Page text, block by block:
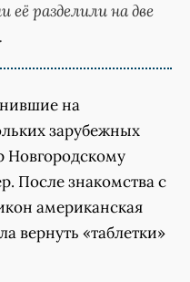
разделили на две
на
зарубежных
Новгородскому
После знакомства с
американская
вернуть «таблетки»